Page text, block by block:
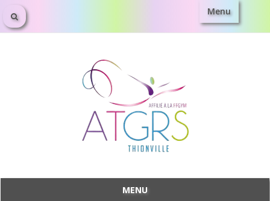
Menu
Aller
MENU